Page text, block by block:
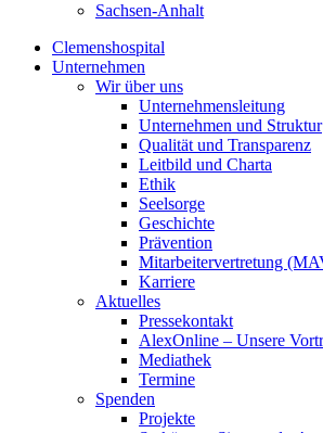
Sachsen-Anhalt
Clemenshospital
Unternehmen
Wir über uns
Unternehmensleitung
Unternehmen und Struktur
Qualität und Transparenz
Leitbild und Charta
Ethik
Seelsorge
Geschichte
Prävention
Mitarbeitervertretung
Karriere
Aktuelles
Pressekontakt
AlexOnline – Unsere
Mediathek
Termine
Spenden
Projekte